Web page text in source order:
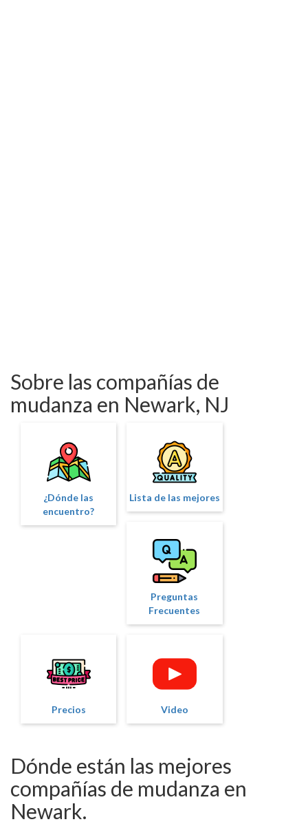
Sobre las compañías de
mudanza en Newark, NJ
¿Dónde las
encuentro?
Lista de las mejores
Preguntas
Frecuentes
Precios Video
Dónde están las mejores
compañías de mudanza en
Newark.